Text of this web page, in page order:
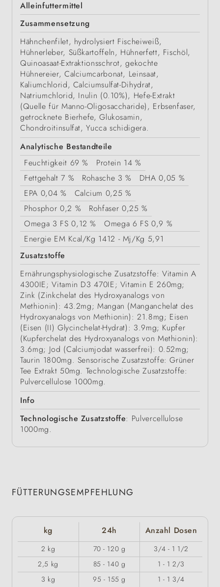
Alleinfuttermittel
Zusammensetzung
Hähnchenfilet, hydrolysiert Fischeiweiß,
Hühnerleber, Süßkartoffeln, Hühnerfett, Fischöl,
Quinoasaat-Extraktionsschrot, gekochte
Hühnereier, Calciumcarbonat, Leinsaat,
Kaliumchlorid, Calciumsulfat-Dihydrat,
Natriumchlorid, Inulin (0.10%), Hefe-Extrakt
(Quelle für Manno-Oligosaccharide), Erbsenfaser,
getrocknete Bierhefe, Glukosamin,
Chondroitinsulfat, Yucca schidigera.
Analytische Bestandteile
Feuchtigkeit 69 % Protein 14 %
Fettgehalt 7 % Rohasche 3 % DHA 0,05 %
EPA 0,04 % Calcium 0,25 %
Phosphor 0,2 % Rohfaser 0,25 %
Omega 3 FS 0,12 % Omega 6 FS 0,9 %
Energie EM Kcal/Kg 1412 - Mj/Kg 5,91
Zusatzstoffe
Ernährungsphysiologische Zusatzstoffe: Vitamin A
4300IE; Vitamin D3 470IE; Vitamin E 260mg;
Zink (Zinkchelat des Hydroxyanalogs von
Methionin): 43.2mg; Mangan (Manganchelat des
Hydroxyanalogs von Methionin): 21.8mg; Eisen
(Eisen (II) Glycinchelat-Hydrat): 3.9mg; Kupfer
(Kupferchelat des Hydroxyanalogs von Methionin):
3.6mg; Jod (Calciumjodat wasserfrei): 0.52mg;
Taurin 1800mg. Sensorische Zusatzstoffe: Grüner
Tee Extrakt 50mg. Technologische Zusatzstoffe:
Pulvercellulose 1000mg.
Info
Technologische Zusatzstoffe: Pulvercellulose
1000mg.
FÜTTERUNGSEMPFEHLUNG
kg 24h Anzahl Dosen
2 kg 70 - 120 g
3/4 - 1 1/2
2,5 kg
85 - 140 g
1 - 1 2/3
3 kg
95 - 155 g 1 - 1 3/4